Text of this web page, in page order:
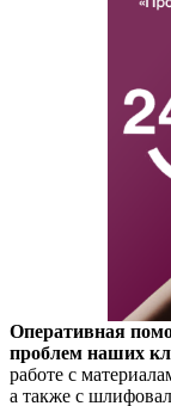
Оперативная
проблем наших
работе с
а также с